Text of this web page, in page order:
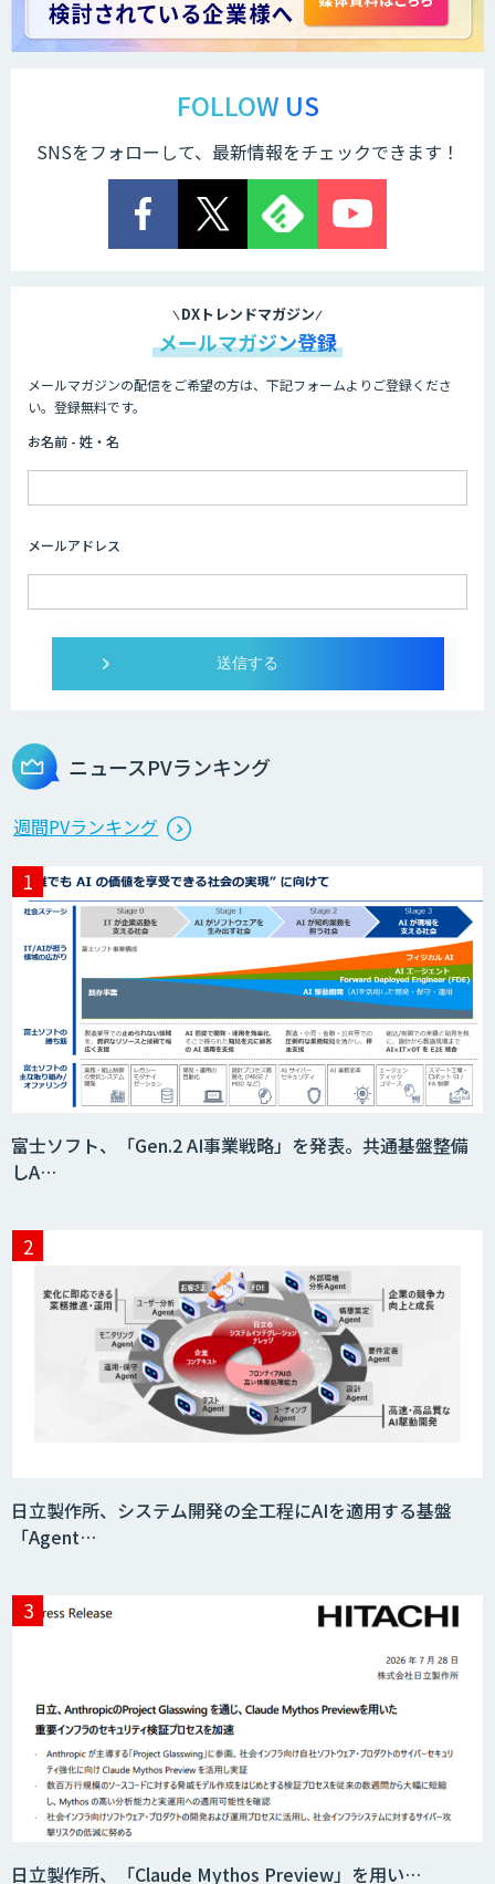
FOLLOW US
SNSをフォローして、最新情報をチェックできます！
DXトレンドマガジン
メールマガジン登録
メールマガジンの配信をご希望の方は、下記フォームよりご登録くださ
い。登録無料です。
お名前 - 姓・名
メールアドレス
ニュースPVランキング
週間PVランキング
富士ソフト、「Gen.2 AI事業戦略」を発表。共通基盤整備
しA…
日立製作所、システム開発の全工程にAIを適用する基盤
「Agent…
日立製作所、「Claude Mythos Preview」を用い…